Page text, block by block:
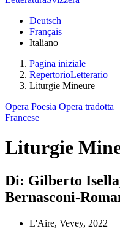
Deutsch
Français
Italiano
Pagina iniziale
RepertorioLetterario
Liturgie Mineure
Opera Poesia Opera tradotta
Francese
Liturgie
Di: Gilberto
Bernasconi-
L'Aire, Vevey, 2022